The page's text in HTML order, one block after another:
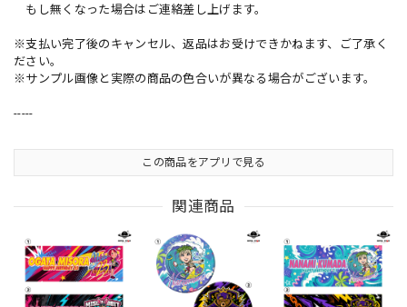
もし無くなった場合はご連絡差し上げます。
※支払い完了後のキャンセル、返品はお受けできかねます、ご了承く
ださい。
※サンプル画像と実際の商品の色合いが異なる場合がございます。
-----
この商品をアプリで見る
関連商品